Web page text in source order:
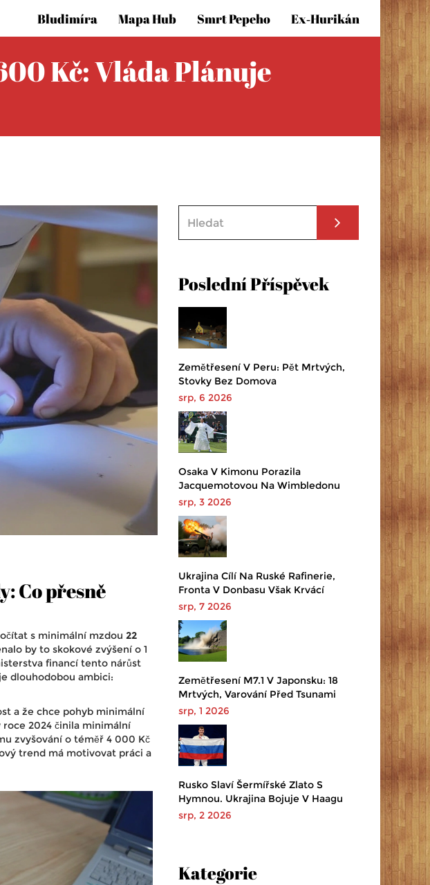
Bludimíra Mapa Hub Smrt Pepeho Ex‑hurikán
Kč: Vláda Plánuje
Co přesně
s minimální mzdou 22
by to skokové zvýšení o 1
financí tento nárůst
dlouhodobou ambici:
a že chce pohyb minimální
2024 činila minimální
zvyšování o téměř 4 000 Kč
trend má motivovat práci a
Poslední Příspěvek
Zemětřesení V Peru: Pět Mrtvých,
Stovky Bez Domova
srp, 6 2026
Osaka V Kimonu Porazila
Jacquemotovou Na Wimbledonu
srp, 3 2026
Ukrajina Cílí Na Ruské Rafinerie,
Fronta V Donbasu Však Krvácí
srp, 7 2026
Zemětřesení M7.1 V Japonsku: 18
Mrtvých, Varování Před Tsunami
srp, 1 2026
Rusko Slaví Šermířské Zlato S
Hymnou. Ukrajina Bojuje V Haagu
srp, 2 2026
Kategorie